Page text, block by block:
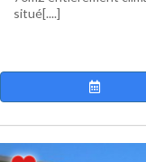
situé[....]